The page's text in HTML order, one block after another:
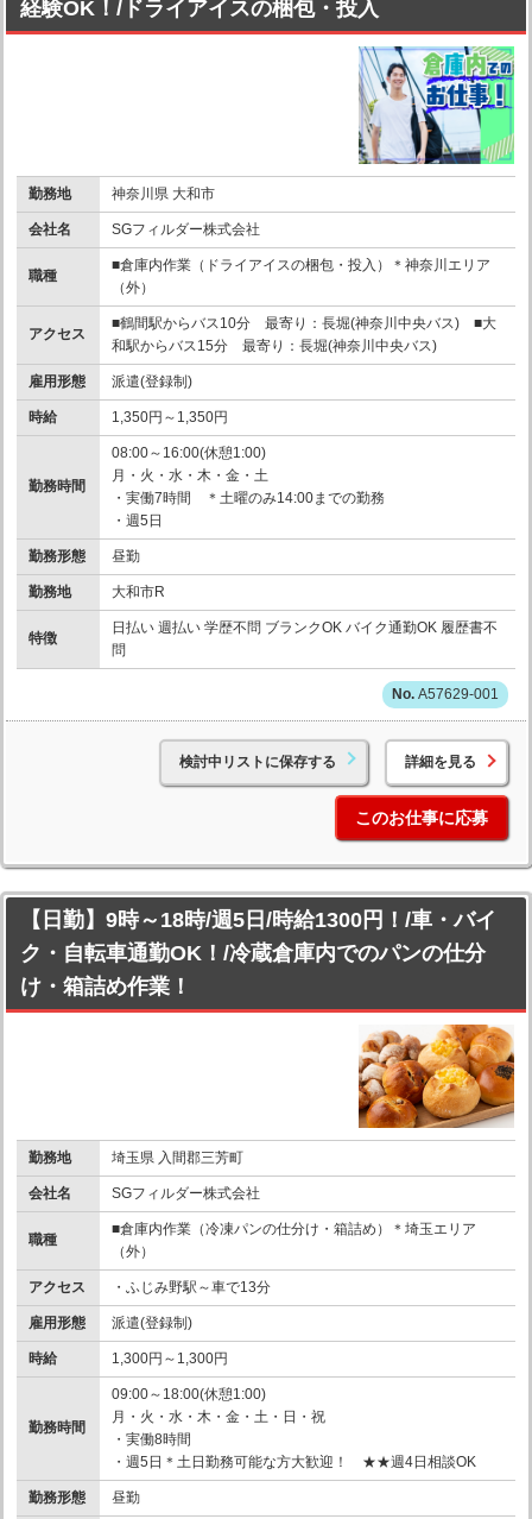
経験OK！/ドライアイスの梱包・投入
勤務地 神奈川県 大和市
会社名 SGフィルダー株式会社
職種
■倉庫内作業（ドライアイスの梱包・投入）＊神奈川エリア
（外）
アクセス
■鶴間駅からバス10分 最寄り：長堀(神奈川中央バス) ■大
和駅からバス15分 最寄り：長堀(神奈川中央バス)
雇用形態 派遣(登録制)
時給 1,350円～1,350円
勤務時間
08:00～16:00(休憩1:00)
月・火・水・木・金・土
・実働7時間 ＊土曜のみ14:00までの勤務
・週5日
勤務形態 昼勤
勤務地 大和市R
特徴
日払い 週払い 学歴不問 ブランクOK バイク通勤OK 履歴書不
問
A57629-001
検討中リストに保存する 詳細を見る
このお仕事に応募
【日勤】9時～18時/週5日/時給1300円！/車・バイ
ク・自転車通勤OK！/冷蔵倉庫内でのパンの仕分
け・箱詰め作業！
勤務地 埼玉県 入間郡三芳町
会社名 SGフィルダー株式会社
職種
■倉庫内作業（冷凍パンの仕分け・箱詰め）＊埼玉エリア
（外）
アクセス ・ふじみ野駅～車で13分
雇用形態 派遣(登録制)
時給 1,300円～1,300円
勤務時間
09:00～18:00(休憩1:00)
月・火・水・木・金・土・日・祝
・実働8時間
・週5日＊土日勤務可能な方大歓迎！ ★★週4日相談OK
勤務形態 昼勤